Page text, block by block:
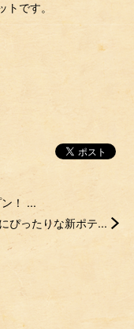
トです。
！ ...
ぴったりな新ポテ...